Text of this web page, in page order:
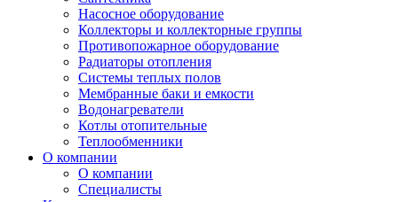
Насосное оборудование
Коллекторы и коллекторные группы
Противопожарное оборудование
Радиаторы отопления
Системы теплых полов
Мембранные баки и емкости
Водонагреватели
Котлы отопительные
Теплообменники
О компании
О компании
Специалисты